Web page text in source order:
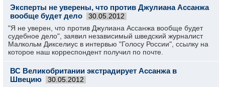
Эксперты не уверены, что против Джулиана Ассанжа
вообще будет дело
30.05.2012
"Я не уверен, что против Джулиана Ассанжа вообще будет
судебное дело", заявил независимый шведский журналист
Малкольм Дикселиус в интервью "Голосу России", ссылку на
которое наш корреспондент получил по почте.
ВС Великобритании экстрадирует Ассанжа в
Швецию
30.05.2012